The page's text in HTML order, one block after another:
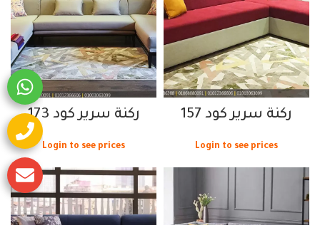
ركنة سرير كود 157
Login to see prices
ركنة سرير كود 173
Login to see prices